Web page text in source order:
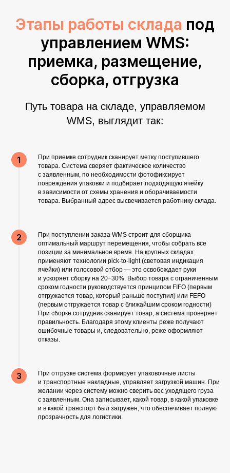
Этапы работы склада под
управлением WMS:
приемка, размещение,
сборка, отгрузка
Путь товара на складе, управляемом
WMS, выглядит так:
При приемке сотрудник сканирует метку поступившего
товара. Система сверяет фактическое количество
с заявленным, по необходимости фотофиксирует
повреждения упаковки и подбирает подходящую ячейку
в зависимости от схемы хранения и оборачиваемости
товара. Выбранный адрес высвечивается работнику склада.
При поступлении заказа WMS строит для сборщика
оптимальный маршрут перемещения, чтобы собрать все
позиции за минимальное время. На крупных складах
применяют технологии pick-to-light (световая индикация
ячейки) или голосовой отбор — это освобождает руки
и ускоряет сборку на 20−30%. Выбор товара с ограниченным
сроком годности руководствуется принципом FIFO (первым
отгружается товар, который раньше поступил) или FEFO
(первым отгружается товар с ближайшим сроком годности)
При сборке сотрудник сканирует товар, а система проверяет
правильность. Благодаря этому клиенты реже получают
ошибочные товары и, следовательно, реже оформляют
отказы.
При отгрузке система формирует упаковочные листы
и транспортные накладные, управляет загрузкой машин. При
желании через систему можно сверить вес уходящего груза
с заявленным. Она записывает, какой товар, в какой упаковке
и в какой транспорт был загружен, что обеспечивает полную
прозрачность для логистики.